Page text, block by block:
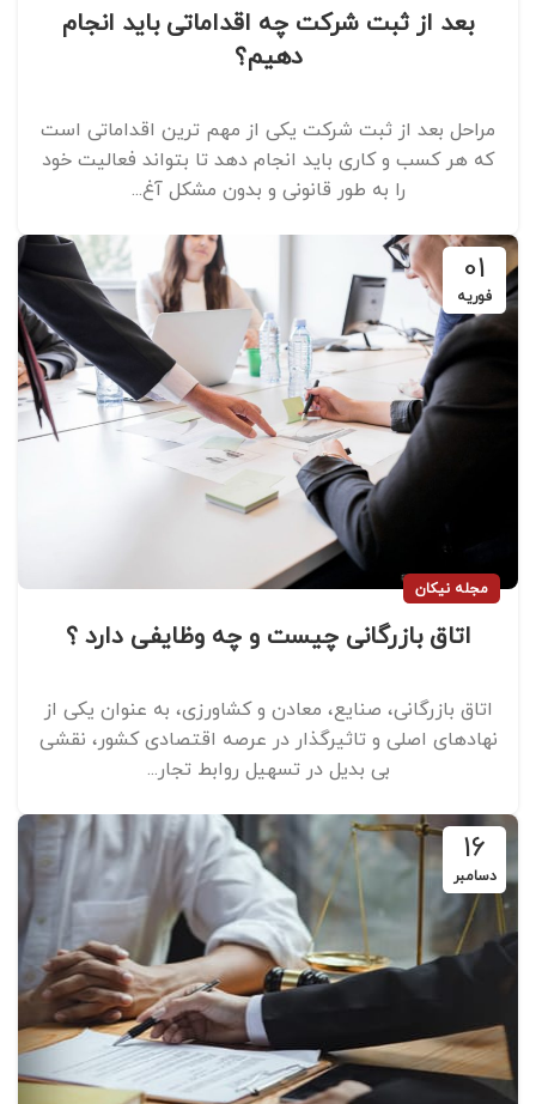
بعد از ثبت شرکت چه اقداماتی باید انجام
دهیم؟
مراحل بعد از ثبت شرکت یکی از مهم ترین اقداماتی است
که هر کسب و کاری باید انجام دهد تا بتواند فعالیت خود
را به طور قانونی و بدون مشکل آغ...
01
فوریه
مجله نیکان
اتاق بازرگانی چیست و چه وظایفی دارد ؟
اتاق بازرگانی، صنایع، معادن و کشاورزی، به عنوان یکی از
نهادهای اصلی و تاثیرگذار در عرصه اقتصادی کشور، نقشی
بی‌ بدیل در تسهیل روابط تجار...
16
دسامبر